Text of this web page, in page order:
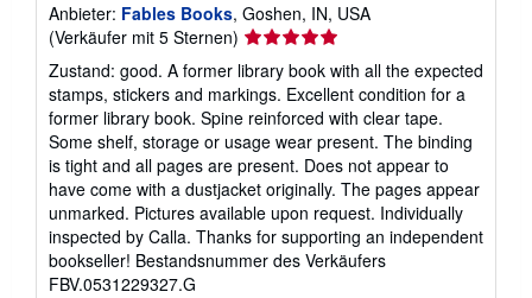
Anbieter: Fables Books, Goshen, IN, USA
(Verkäufer mit 5 Sternen) Verkäuferbewertung
5
von
5
Sternen
Zustand: good. A former library book with all the expected
stamps, stickers and markings. Excellent condition for a
former library book. Spine reinforced with clear tape.
Some shelf, storage or usage wear present. The binding
is tight and all pages are present. Does not appear to
have come with a dustjacket originally. The pages appear
unmarked. Pictures available upon request. Individually
inspected by Calla. Thanks for supporting an independent
bookseller! Bestandsnummer des Verkäufers
FBV.0531229327.G